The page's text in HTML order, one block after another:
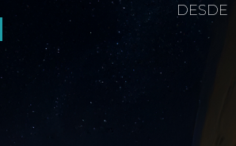
DESDE